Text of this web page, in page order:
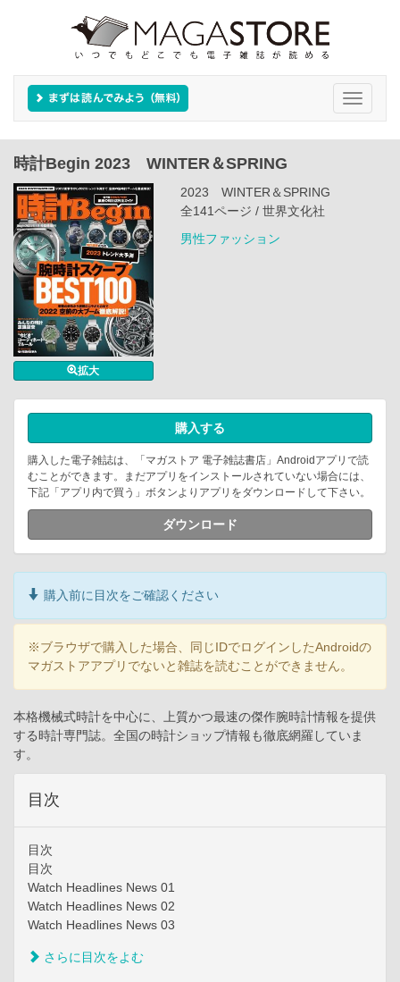
Toggle
時計Begin 2023 WINTER＆SPRING
拡大
2023 WINTER＆SPRING
全141ページ / 世界文化社
男性ファッション
購入する
購入した電子雑誌は、「マガストア 電子雑誌書店」Androidアプリで読
むことができます。まだアプリをインストールされていない場合には、
下記「アプリ内で買う」ボタンよりアプリをダウンロードして下さい。
ダウンロード
購入前に目次をご確認ください
※ブラウザで購入した場合、同じIDでログインしたAndroidの
マガストアアプリでないと雑誌を読むことができません。
本格機械式時計を中心に、上質かつ最速の傑作腕時計情報を提供
する時計専門誌。全国の時計ショップ情報も徹底網羅していま
す。
目次
目次
目次
Watch Headlines News 01
Watch Headlines News 02
Watch Headlines News 03
さらに目次をよむ